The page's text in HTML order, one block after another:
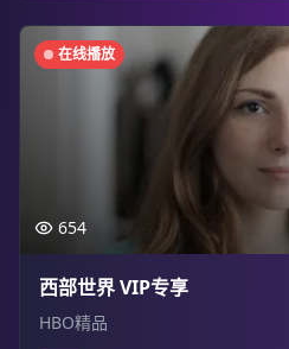
在线播放
654
西部世界 VIP专享
HBO精品